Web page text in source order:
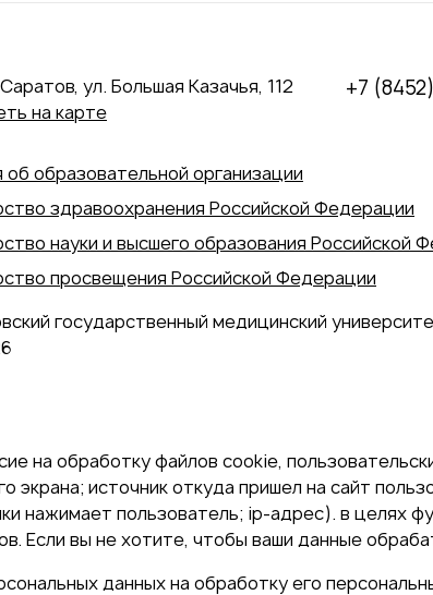
ул. Большая Казачья, 112
на карте
+7
образовательной организации
здравоохранения Российской Федерации
науки и высшего образования Российской
просвещения Российской Федерации
государственный медицинский
на обработку файлов cookie,
экрана; источник откуда пришел на сайт
нажимает пользователь; ip-адрес). в целях
Если вы не хотите, чтобы ваши данные
данных на обработку его